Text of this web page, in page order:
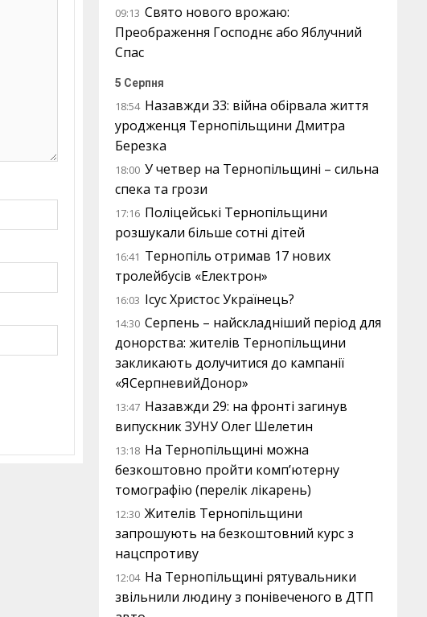
09:13 Свято нового врожаю:
Преображення Господнє або Яблучний
Спас
5 Серпня
18:54 Назавжди 33: війна обірвала життя
уродженця Тернопільщини Дмитра
Березка
18:00 У четвер на Тернопільщині – сильна
спека та грози
17:16 Поліцейські Тернопільщини
розшукали більше сотні дітей
16:41 Тернопіль отримав 17 нових
тролейбусів «Електрон»
16:03 Ісус Христос Українець?
14:30 Серпень – найскладніший період для
донорства: жителів Тернопільщини
закликають долучитися до кампанії
«ЯСерпневийДонор»
13:47 Назавжди 29: на фронті загинув
випускник ЗУНУ Олег Шелетин
13:18 На Тернопільщині можна
безкоштовно пройти комп’ютерну
томографію (перелік лікарень)
12:30 Жителів Тернопільщини
запрошують на безкоштовний курс з
нацспротиву
12:04 На Тернопільщині рятувальники
звільнили людину з понівеченого в ДТП